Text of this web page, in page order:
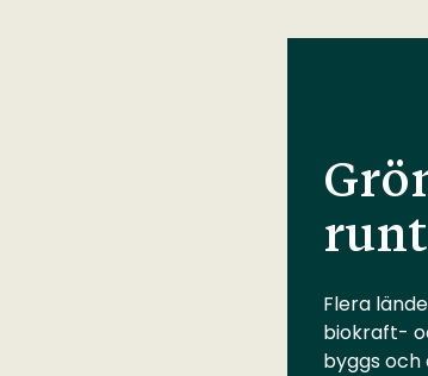
Flera
biokraft-
byggs och